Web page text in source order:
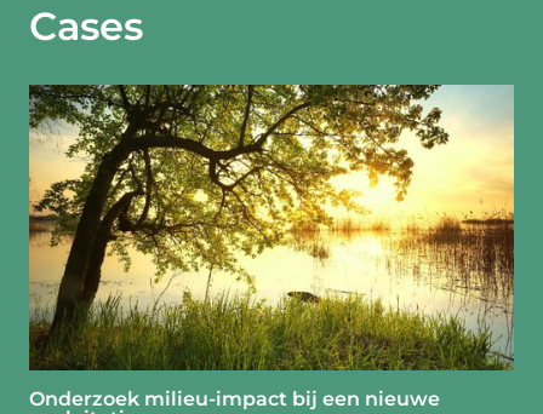
Cases
Onderzoek milieu-impact bij een nieuwe